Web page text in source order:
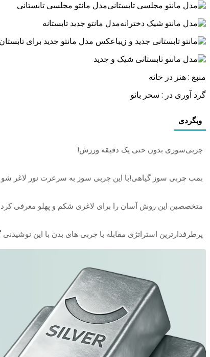
مدل مانتو مجلسی تابستانی
مدل مانتو جدید تابستانه
عکس مدل مانتو جدید برای تابستان
منبع : هنر در خانه
گرد آوری در : سحر بانو
وبگردی
چربی‌سوزی بدون حتی یک دقیقه ورزش!
بمب چربی سوز گیاهی!با این چربی سوز به سرعرت نور لاغر شو
متخصصین این روش آسان را برای لاغری شکم و پهلو معرفی
پرطرفدارترین استراتژی مقابله با چربی های بدن با این نوشیدنی